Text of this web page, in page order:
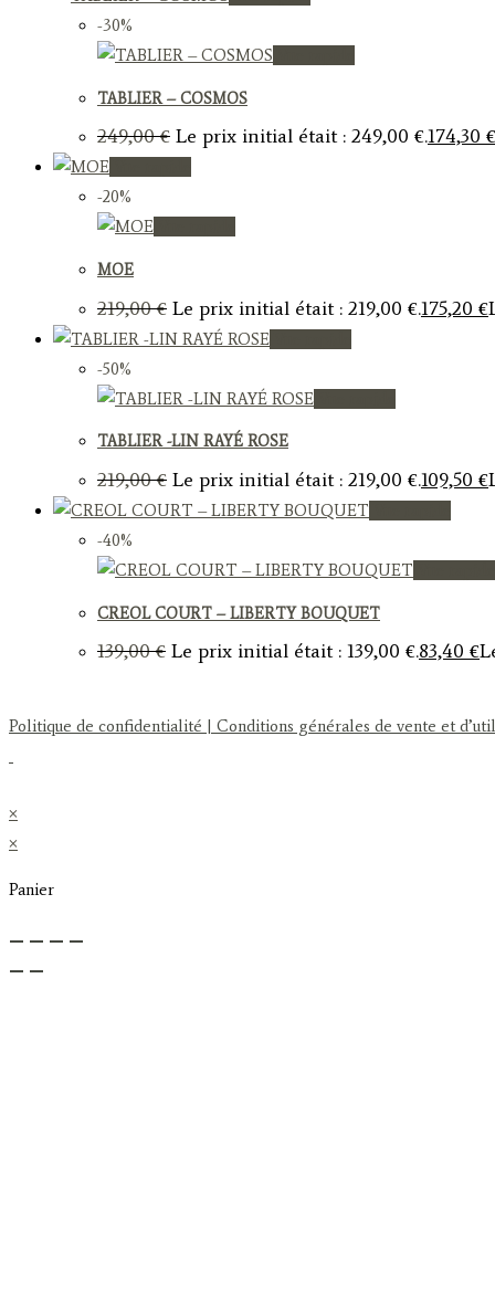
-30%
TABLIER – COSMOS
249,00€ Le prix initial était : 249,00 €.174,30 €
-20%
MOE
219,00€ Le prix initial était : 219,00 €.175,20 €
-50%
TABLIER -LIN RAYÉ ROSE
219,00€ Le prix initial était : 219,00 €.109,50 €
-40%
CREOL COURT – LIBERTY BOUQUET
139,00€ Le prix initial était : 139,00 €.83,40 €
Politique de confidentialité | Conditions générales de vente et
×
×
Panier